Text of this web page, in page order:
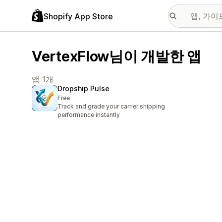
Shopify App Store
VertexFlow님이 개발한 앱
앱 1개
Dropship Pulse
Free
Track and grade your carrier shipping
performance instantly